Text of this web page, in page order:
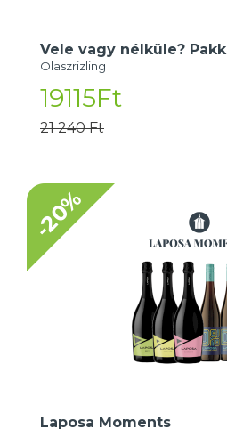
Vele vagy nélküle? Pakk
Olaszrizling
19115Ft
21 240 Ft
-20%
Laposa Moments